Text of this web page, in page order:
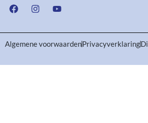
Algemene voorwaardenPrivacyverklaring